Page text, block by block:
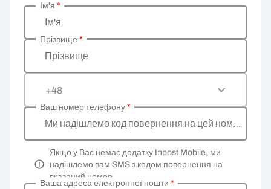
Введіть ваші особисті дані
Ім'я
Ім'я *
Прізвище
Прізвище *
+48
Ми надішлемо код повернення на цей номер
Ваш номер телефону*
Якщо у Вас немає додатку Inpost Mobile, ми
надішлемо вам SMS з кодом повернення на
вказаний номер.
Ваша адреса електронної пошти *